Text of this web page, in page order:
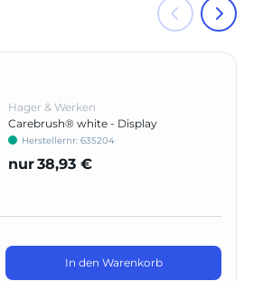
Hager & Werken
Carebrush® white - Display
Herstellernr: 635204
nur38,93 €
In den Warenkorb